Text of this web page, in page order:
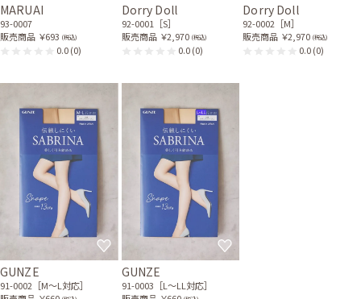
MARUAI
93-0007
販売商品 ￥693 (税込)
0.0(0)
Dorry Doll
92-0001［S］
販売商品 ￥2,970 (税込)
0.0(0)
Dorry Doll
92-0002［M］
販売商品 ￥2,970 (税込)
0.0(0)
GUNZE
91-0002［M〜L対応］
GUNZE
91-0003［L〜LL対応］